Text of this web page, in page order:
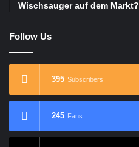
Wischsauger auf dem Markt?
Follow Us
395 Subscribers
245 Fans